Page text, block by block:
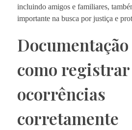
incluindo amigos e familiares,
importante na busca por justiça e
como registrar
ocorrências
corretamente